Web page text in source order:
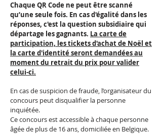
Chaque QR Code ne peut être scanné
qu’une seule fois. En cas d'égalité dans les
réponses, c'est la question subsidiaire qui
départage les gagnants. La carte de
participation, les tickets d'achat de Noël et
la carte d'identité seront demandées au
moment du retrait du prix pour valider
celui-ci.
En cas de suspicion de fraude, l’organisateur du
concours peut disqualifier la personne
inquiétée.
Ce concours est accessible à chaque personne
âgée de plus de 16 ans, domiciliée en Belgique.